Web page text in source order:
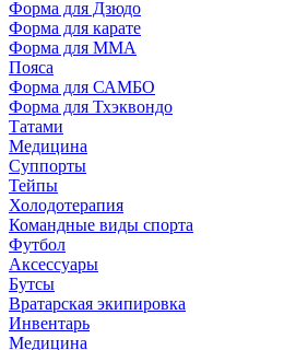
Форма для Дзюдо
Форма для карате
Форма для MMA
Пояса
Форма для САМБО
Форма для Тхэквондо
Татами
Медицина
Суппорты
Тейпы
Холодотерапия
Командные виды спорта
Футбол
Аксессуары
Бутсы
Вратарская экипировка
Инвентарь
Медицина